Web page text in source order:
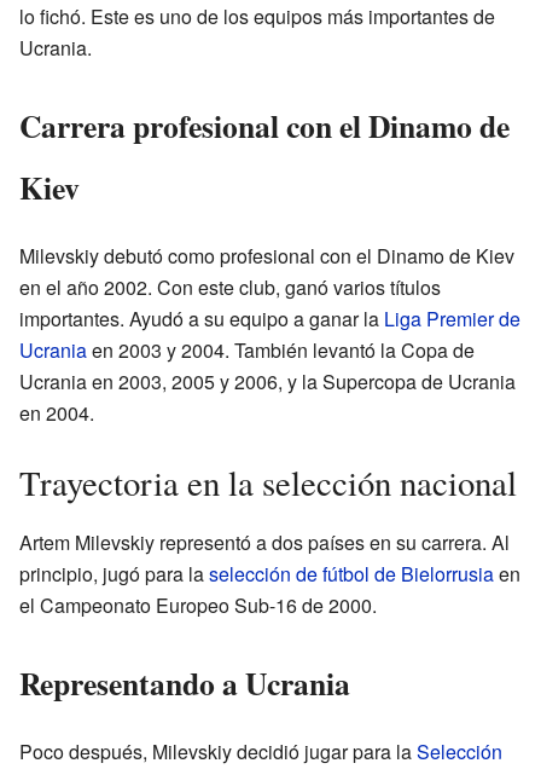
lo fichó. Este es uno de los equipos más importantes de
Ucrania.
Carrera profesional con el Dinamo de
Kiev
Milevskiy debutó como profesional con el Dinamo de Kiev
en el año 2002. Con este club, ganó varios títulos
importantes. Ayudó a su equipo a ganar la Liga Premier de
Ucraniaen 2003 y 2004. También levantó la Copa de
Ucrania en 2003, 2005 y 2006, y la Supercopa de Ucrania
en 2004.
Trayectoria en la selección nacional
Artem Milevskiy representó a dos países en su carrera. Al
principio, jugó para laselección de fútbol de Bielorrusiaen
el Campeonato Europeo Sub-16 de 2000.
Representando a Ucrania
Poco después, Milevskiy decidió jugar para laSelección